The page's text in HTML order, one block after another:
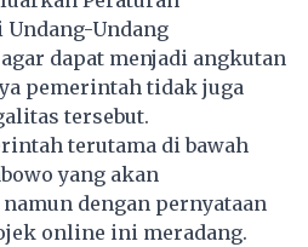
Undang
dapat menjadi angkutan
pemerintah tidak juga
tersebut.
terutama di bawah
yang akan
dengan pernyataan
online ini meradang.